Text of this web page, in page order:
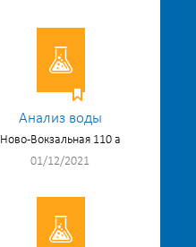
Анализ воды
Ново-Вокзальная 110 а
01/12/2021